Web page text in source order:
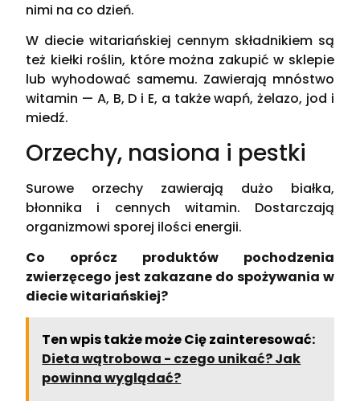
nimi na co dzień.
W diecie witariańskiej cennym składnikiem są
też kiełki roślin, które można zakupić w sklepie
lub wyhodować samemu. Zawierają mnóstwo
witamin — A, B, D i E, a także wapń, żelazo, jod i
miedź.
Orzechy, nasiona i pestki
Surowe orzechy zawierają dużo białka,
błonnika i cennych witamin. Dostarczają
organizmowi sporej ilości energii.
Co oprócz produktów pochodzenia
zwierzęcego jest zakazane do spożywania w
diecie witariańskiej?
Ten wpis także może Cię zainteresować:
Dieta wątrobowa - czego unikać? Jak
powinna wyglądać?